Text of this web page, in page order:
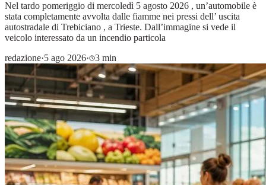
Nel tardo pomeriggio di mercoledì 5 agosto 2026 , un’automobile è
stata completamente avvolta dalle fiamme nei pressi dell’ uscita
autostradale di Trebiciano , a Trieste. Dall’immagine si vede il
veicolo interessato da un incendio particola
redazione·5 ago 2026· 3 min